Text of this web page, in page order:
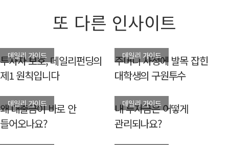
또 다른 인사이트
데일리 가이드
투자자 보호, 데일리펀딩의
제1 원칙입니다
데일리 가이드
주머니 사정에 발목 잡힌
대학생의 구원투수
데일리 가이드
왜 대출금이 바로 안
들어오나요?
데일리 가이드
내 투자금은 어떻게
관리되나요?